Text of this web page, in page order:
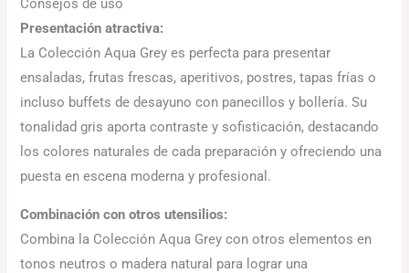
Consejos de uso
Presentación atractiva:
La Colección Aqua Grey es perfecta para presentar
ensaladas, frutas frescas, aperitivos, postres, tapas frías o
incluso buffets de desayuno con panecillos y bollería. Su
tonalidad gris aporta contraste y sofisticación, destacando
los colores naturales de cada preparación y ofreciendo una
puesta en escena moderna y profesional.
Combinación con otros utensilios:
Combina la Colección Aqua Grey con otros elementos en
tonos neutros o madera natural para lograr una